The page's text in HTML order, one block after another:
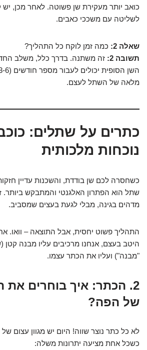
כואב יותר מעקירת שן פשוטה. לאחר מכן, יש
לשליטה עם משככי כאבים.
שאלה 2:
כמה זמן לוקח כל התהליך?
תשובה 2:
זה משתנה. בדרך כלל, משלב
מלאה של השתל לעצם.
כתרים על שתלים:
נוכחות מלכותית
כשחסרה לכם שן בודדת, והשכנות עדיין
שתל הוא הפתרון האלגנטי והמתבקש ביותר.
מדהים בגינה, מבלי לגעת בעצים שמסביב.
התהליך פשוט יחסית, אבל התוצאה – וואו.
היטב בעצם, אנחנו מרכיבים עליו מבנה
"מבנה") ועליו את הכתר עצמו.
2. הכתר: איך בוחרים
של הפה?
לא כל כתר נוצר שווה! היום יש מגוון עצום של
כשכל אחת מציעה יתרונות משלה: